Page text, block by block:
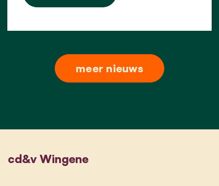
meer nieuws
cd&v Wingene